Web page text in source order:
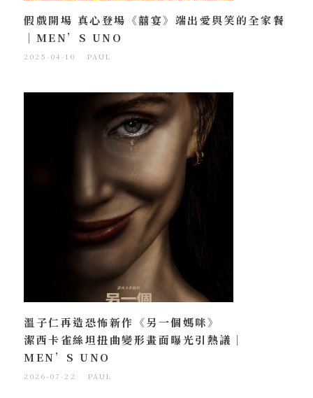
假戲開場 真心登場《囍宴》端出愛與笑的全家餐
｜MEN’S UNO
2025-04-10 PAUL
溫子仁再造恐怖新作《另一個媽咪》
潔西卡雀絲坦扭曲變形畫面曝光引熱議｜
MEN’S UNO
2026-07-22 PAUL